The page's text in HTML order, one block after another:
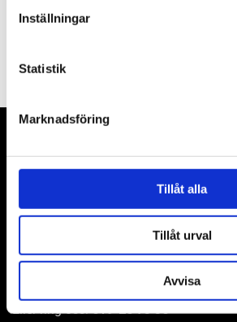
Inställningar
Statistik
Marknadsföring
Tillåt alla
Tillåt urval
Avvisa
Adress: Elementvägen 7, 702 27 Örebro
Undrar du över något?
Eller ring oss:019-20 73 30